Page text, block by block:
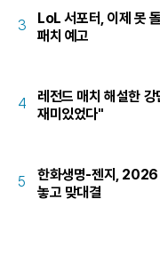
3
LoL 서포터, 이제 못
패치 예고
4
레전드 매치 해설한
재미있었다"
5
한화생명-젠지,
놓고 맞대결